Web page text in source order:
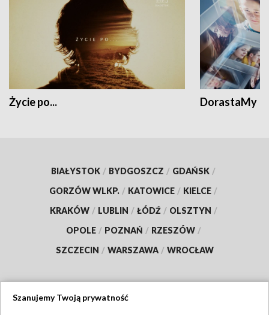
Życie po... DorastaMy
BIAŁYSTOK / BYDGOSZCZ / GDAŃSK /
GORZÓW WLKP. / KATOWICE / KIELCE /
KRAKÓW / LUBLIN / ŁÓDŹ / OLSZTYN /
OPOLE / POZNAŃ / RZESZÓW /
SZCZECIN / WARSZAWA / WROCŁAW
Szanujemy Twoją prywatność